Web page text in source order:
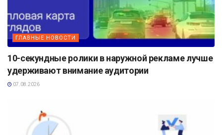
ГЛАВНЫЕ НОВОСТИ
10-секундные ролики в наружной рекламе лучше
удерживают внимание аудитории
07.08.2026